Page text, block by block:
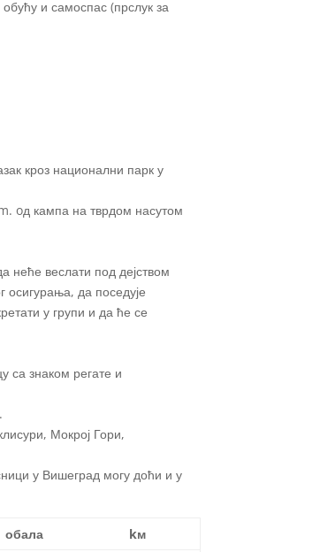
и самоспас (прслук за
кроз национални парк у
oд кампа на тврдом насутом
неће веслати под дејством
осигурања, да поседује
у групи и да ће се
са знаком регате и
Мокрој Гори,
у Вишеград могу доћи и у
обала
kм